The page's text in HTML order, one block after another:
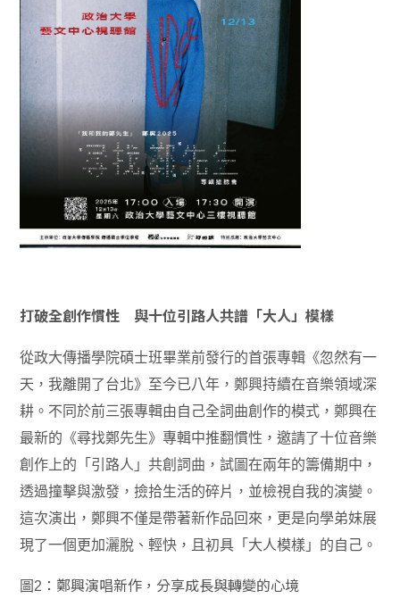
打破全創作慣性 與十位引路人共譜「大人」模樣
從政大傳播學院碩士班畢業前發行的首張專輯《忽然有一
天，我離開了台北》至今已八年，鄭興持續在音樂領域深
耕。不同於前三張專輯由自己全詞曲創作的模式，鄭興在
最新的《尋找鄭先生》專輯中推翻慣性，邀請了十位音樂
創作上的「引路人」共創詞曲，試圖在兩年的籌備期中，
透過撞擊與激發，撿拾生活的碎片，並檢視自我的演變。
這次演出，鄭興不僅是帶著新作品回來，更是向學弟妹展
現了一個更加灑脫、輕快，且初具「大人模樣」的自己。
圖 2 ：鄭興演唱新作，分享成長與轉變的心境